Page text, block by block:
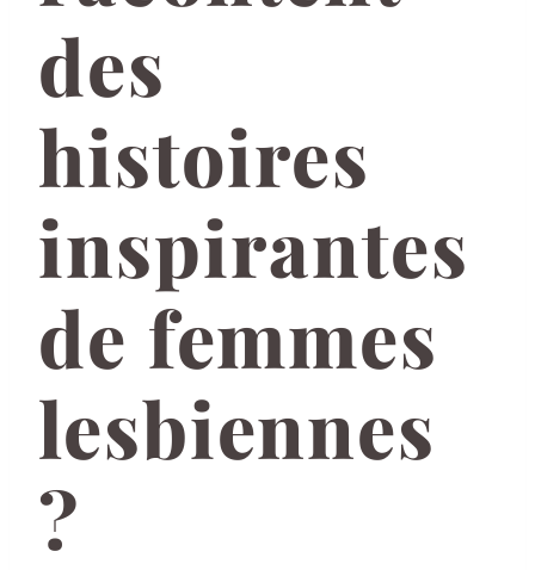
des
histoires
inspirantes
de femmes
lesbiennes
?